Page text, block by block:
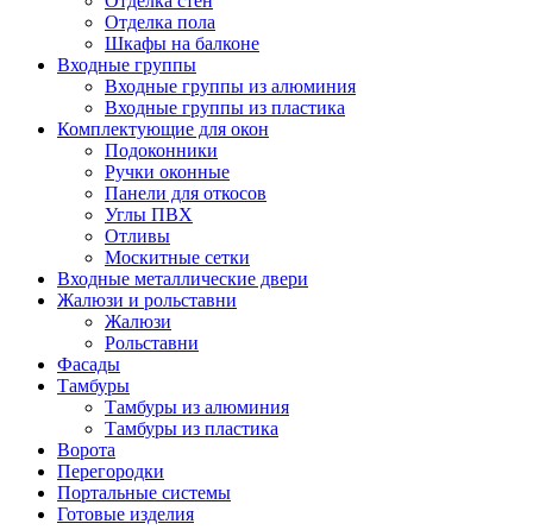
Отделка пола
Шкафы на балконе
Входные группы
Входные группы из алюминия
Входные группы из пластика
Комплектующие для окон
Подоконники
Ручки оконные
Панели для откосов
Углы ПВХ
Отливы
Москитные сетки
Входные металлические двери
Жалюзи и рольставни
Жалюзи
Рольставни
Фасады
Тамбуры
Тамбуры из алюминия
Тамбуры из пластика
Ворота
Перегородки
Портальные системы
Готовые изделия